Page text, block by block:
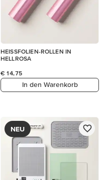
HEISSFOLIEN-ROLLEN IN
HELLROSA
€ 14,75
In den Warenkorb
NEU